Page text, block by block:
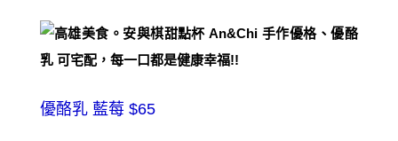
優酪乳 藍莓 $65